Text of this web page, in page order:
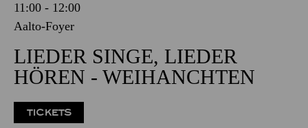
11:00 - 12:00
Aalto-Foyer
LIEDER SINGE, LIEDER
HÖREN - WEIHANCHTEN
TICKETS